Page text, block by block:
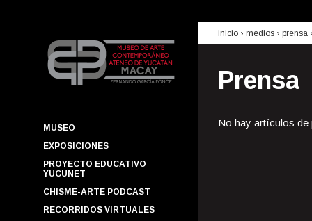
MUSEO
EXPOSICIONES
PROYECTO EDUCATIVO
YUCUNET
CHISME-ARTE PODCAST
RECORRIDOS VIRTUALES
inicio › medios › prensa
Prensa
No hay artículos de